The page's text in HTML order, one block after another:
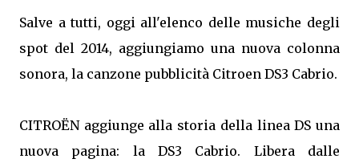
Salve a tutti, oggi all'elenco delle musiche degli
spot del 2014, aggiungiamo una nuova colonna
sonora, la canzone pubblicità Citroen DS3 Cabrio.
CITROËN aggiunge alla storia della linea DS una
nuova pagina: la DS3 Cabrio. Libera dalle